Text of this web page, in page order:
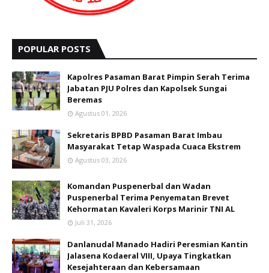
POPULAR POSTS
Kapolres Pasaman Barat Pimpin Serah Terima
Jabatan PJU Polres dan Kapolsek Sungai
Beremas
Agustus 01, 2026
Sekretaris BPBD Pasaman Barat Imbau
Masyarakat Tetap Waspada Cuaca Ekstrem
Agustus 03, 2026
Komandan Puspenerbal dan Wadan
Puspenerbal Terima Penyematan Brevet
Kehormatan Kavaleri Korps Marinir TNI AL
Juli 31, 2026
Danlanudal Manado Hadiri Peresmian Kantin
Jalasena Kodaeral VIII, Upaya Tingkatkan
Kesejahteraan dan Kebersamaan